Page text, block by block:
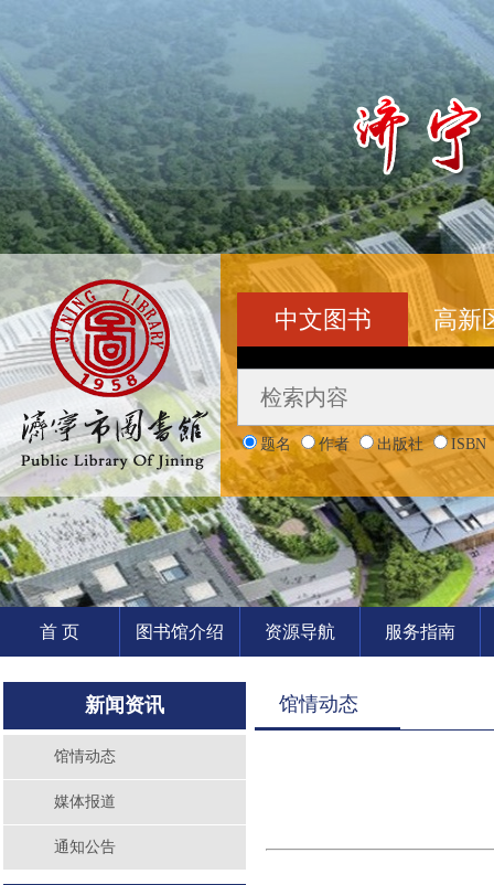
中文图书
题名 作者 出版社 ISBN
高新
首 页 图书馆介绍 资源导航 服务指南
新闻资讯
馆情动态
媒体报道
通知公告
馆情动态